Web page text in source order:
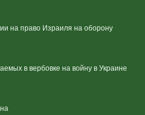
на право Израиля на оборону
в вербовке на войну в Украине